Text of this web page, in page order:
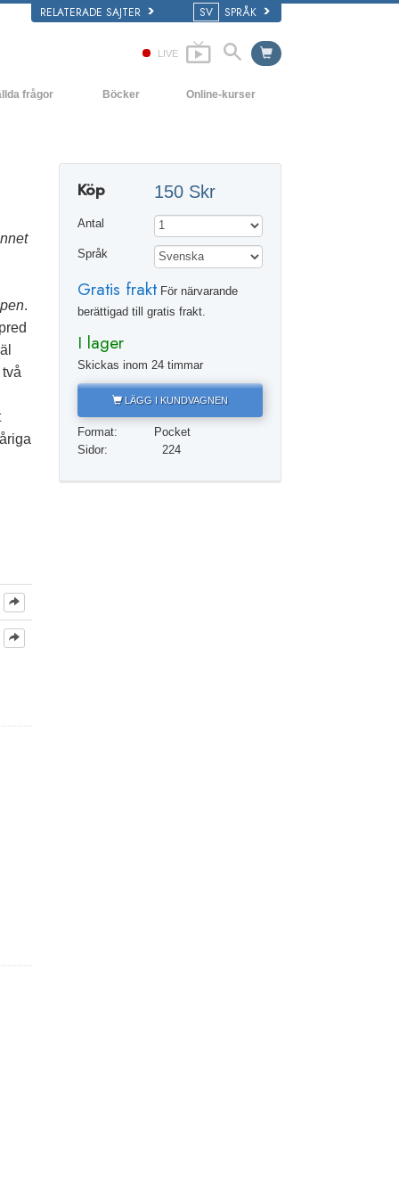
RELATERADE SAJTER SV SPRÅK
LIVE
frågor
organisationer
Böcker
Ljudböcker
Introduktions-
Online-kurser
Tillvarons dynamiker
Beståndsdelarna i förståelse
Lösningar för en farlig omgivning
Assister för sjukdomar och skador
Integritet och ärlighet
Den emotionella tonskalan
Svar på drogproblemet
Barn
.
Köp 150 Skr
Antal
Språk
Gratis fraktFör närvarande
berättigad till gratis frakt.
I lager
Skickas inom 24 timmar
LÄGG I KUNDVAGNEN
Format:
Pocket
Sidor:
224